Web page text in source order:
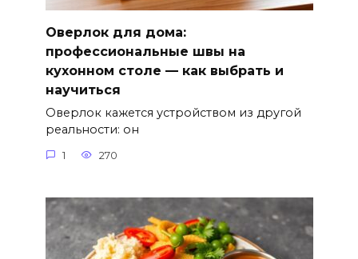
Оверлок для дома:
профессиональные швы на
кухонном столе — как выбрать и
научиться
Оверлок кажется устройством из другой
реальности: он
1 270